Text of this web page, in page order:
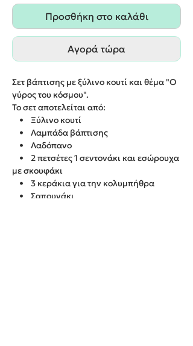
Προσθήκη στο καλάθι
Αγορά τώρα
Σετ βάπτισης με ξύλινο κουτί και θέμα "Ο
γύρος του κόσμου".
Το σετ αποτελείται από:
• Ξύλινο κουτί
• Λαμπάδα βάπτισης
• Λαδόπανο
• 2 πετσέτες 1 σεντονάκι και εσώρουχα
με σκουφάκι
• 3 κεράκια για την κολυμπήθρα
• Σαπουνάκι